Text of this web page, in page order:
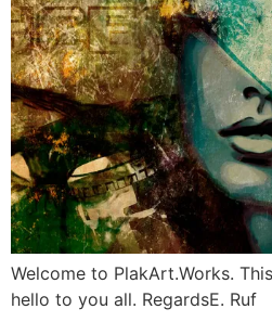
Welcome to PlakArt.Works.
hello to you all. RegardsE. Ruf